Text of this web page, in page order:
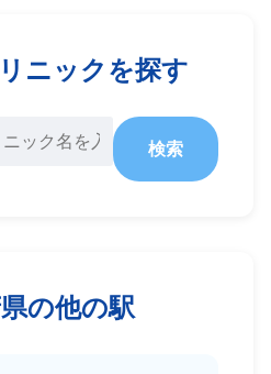
ニックを探す
検索
の他の駅